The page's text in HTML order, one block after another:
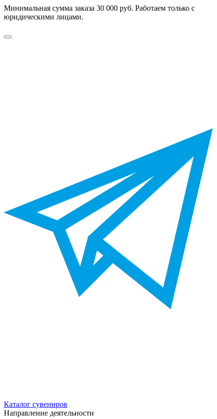
Минимальная сумма заказа 30 000 руб. Работаем только с
юридическими лицами.
Каталог сувениров
Направление деятельности